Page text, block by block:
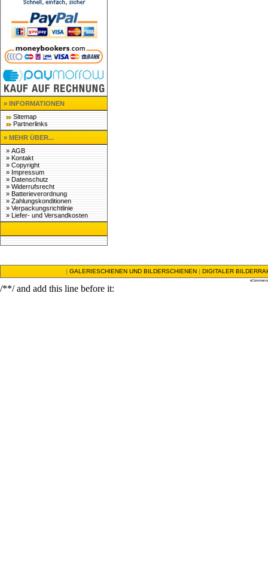
» INFORMATIONEN
Sitemap
Partnerlinks
» MEHR ÜBER...
» AGB
» Kontakt
» Copyright
» Impressum
» Datenschutz
» Widerrufsrecht
» Batterieverordnung
» Zahlungskonditionen
» Verpackungsrichtlinie
» Liefer- und Versandkosten
| GALERIESCHIENEN UND BILDERSCHIENEN | DIGITALER
/**/ and add this line before it: